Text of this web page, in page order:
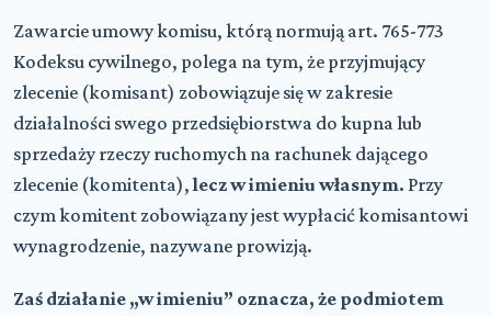
Zawarcie umowy komisu, którą normują art. 765-773
Kodeksu cywilnego, polega na tym, że przyjmujący
zlecenie (komisant) zobowiązuje się w zakresie
działalności swego przedsiębiorstwa do kupna lub
sprzedaży rzeczy ruchomych na rachunek dającego
zlecenie (komitenta),lecz w imieniu własnym. Przy
czym komitent zobowiązany jest wypłacić komisantowi
wynagrodzenie, nazywane prowizją.
Zaś działanie „w imieniu” oznacza, że podmiotem